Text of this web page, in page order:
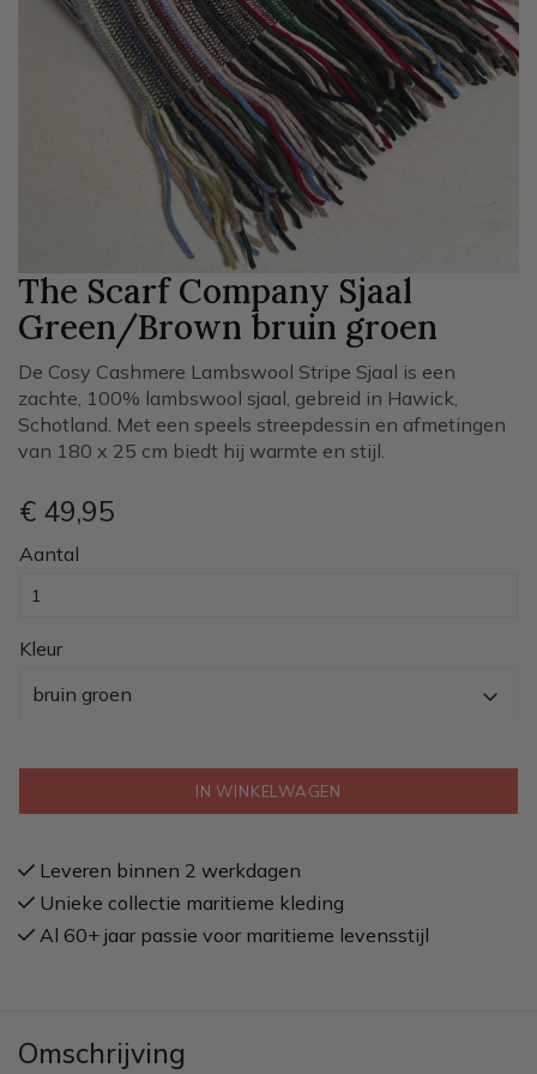
The Scarf Company Sjaal
Green/Brown bruin groen
De Cosy Cashmere Lambswool Stripe Sjaal is een
zachte, 100% lambswool sjaal, gebreid in Hawick,
Schotland. Met een speels streepdessin en afmetingen
van 180 x 25 cm biedt hij warmte en stijl.
€ 49,95
Aantal
Kleur
bruin groen
IN WINKELWAGEN
Leveren binnen 2 werkdagen
Unieke collectie maritieme kleding
Al 60+ jaar passie voor maritieme levensstijl
Omschrijving